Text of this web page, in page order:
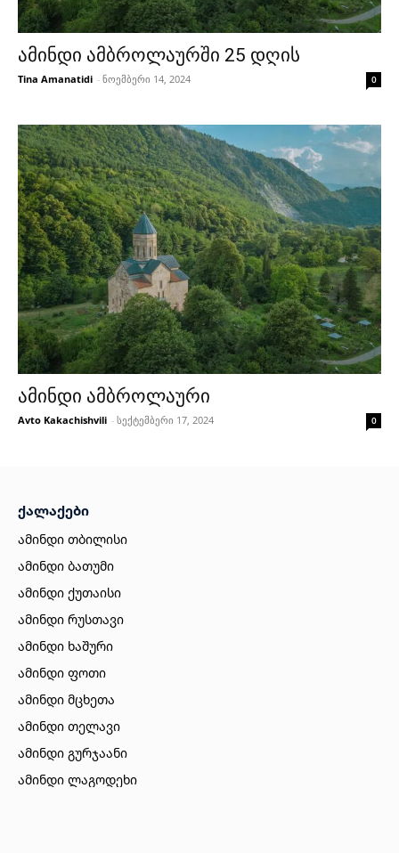
ამინდი ამბროლაურში 25 დღის
Tina Amanatidi - ნოემბერი 14, 2024 0
ამინდი ამბროლაური
Avto Kakachishvili - სექტემბერი 17, 2024 0
ქალაქები
ამინდი თბილისი
ამინდი ბათუმი
ამინდი ქუთაისი
ამინდი რუსთავი
ამინდი ხაშური
ამინდი ფოთი
ამინდი მცხეთა
ამინდი თელავი
ამინდი გურჯაანი
ამინდი ლაგოდეხი